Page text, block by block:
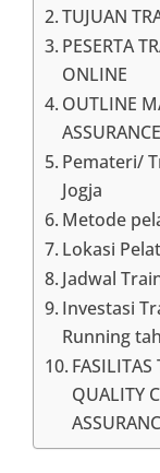
TUJUAN
PESERTA
ONLINE
OUTLINE
ASSURANCE
Pemateri/
Jogja
Metode
Lokasi
Jadwal
Investasi
Running
QUALITY